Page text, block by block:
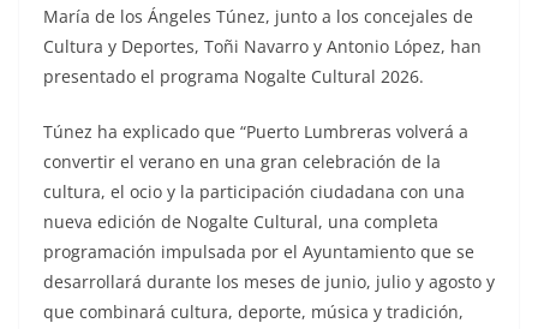
María de los Ángeles Túnez, junto a los concejales de
Cultura y Deportes, Toñi Navarro y Antonio López, han
presentado el programa Nogalte Cultural 2026.
Túnez ha explicado que “Puerto Lumbreras volverá a
convertir el verano en una gran celebración de la
cultura, el ocio y la participación ciudadana con una
nueva edición de Nogalte Cultural, una completa
programación impulsada por el Ayuntamiento que se
desarrollará durante los meses de junio, julio y agosto y
que combinará cultura, deporte, música y tradición,